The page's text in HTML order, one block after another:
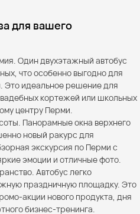
для вашего
Один двухэтажный автобус
что особенно выгодно для
Это идеальное решение для
кортежей или школьных
центру Перми.
Панорамные окна верхнего
новый ракурс для
экскурсия по Перми с
эмоции и отличные фото.
Автобус легко
праздничную площадку. Это
акции нового продукта, дня
бизнес-тренинга.